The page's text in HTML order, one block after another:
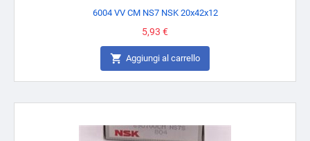
6004 VV CM NS7 NSK 20x42x12
Prezzo
5,93 €
 Aggiungi al carrello